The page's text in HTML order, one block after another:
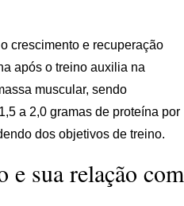
crescimento e recuperação
após o treino auxilia na
muscular, sendo
a 2,0 gramas de proteína por
dos objetivos de treino.
e sua relação com